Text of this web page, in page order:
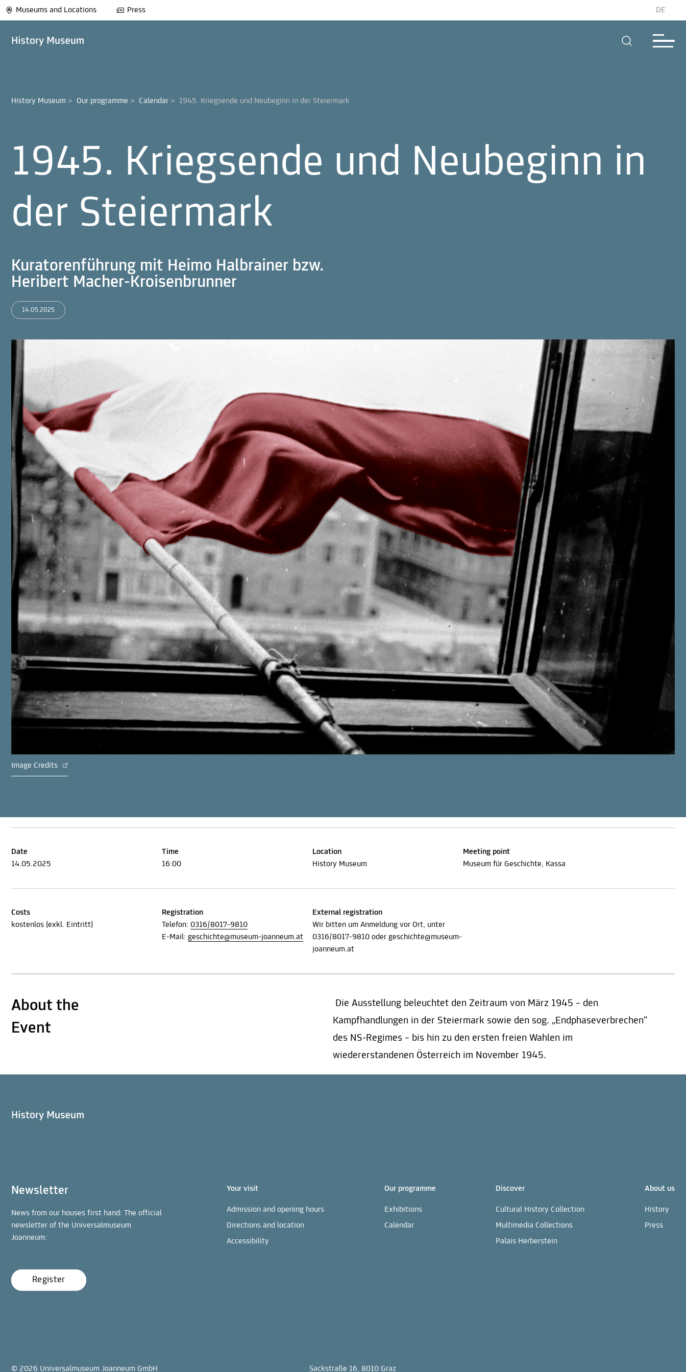
Museums and Locations Press DE
History Museum > Our programme > Calendar > 1945. Kriegsende und Neubeginn in der Steiermark
1945. Kriegsende und Neubeginn in
der Steiermark
Kuratorenführung mit Heimo Halbrainer bzw.
Heribert Macher-Kroisenbrunner
14.05.2025
Image Credits
Date
14.05.2025
Time
16:00
Location
History Museum
Meeting point
Museum für Geschichte, Kassa
Costs
kostenlos (exkl. Eintritt)
Registration
Telefon: 0316/8017-9810
E-Mail: geschichte@museum-joanneum.at
External registration
Wir bitten um Anmeldung vor Ort, unter
0316/8017-9810 oder geschichte@museum-
joanneum.at
About the
Event
Die Ausstellung beleuchtet den Zeitraum von März 1945 – den
Kampfhandlungen in der Steiermark sowie den sog. „Endphaseverbrechen“
des NS-Regimes – bis hin zu den ersten freien Wahlen im
wiedererstandenen Österreich im November 1945.
Newsletter
News from our houses first hand: The official
newsletter of the Universalmuseum
Joanneum:
Register
Your visit
Admission and opening hours
Directions and location
Accessibility
Our programme
Exhibitions
Calendar
Discover
Cultural History Collection
Multimedia Collections
Palais Herberstein
About us
History
Press
© 2026 Universalmuseum Joanneum GmbH Sackstraße 16, 8010 Graz